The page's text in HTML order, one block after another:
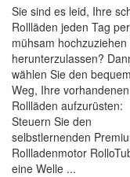
Sie sind es leid, Ihre
Rollläden jeden Tag
mühsam hochzuziehen
herunterzulassen?
wählen Sie den
Weg, Ihre vorhandenen
Rollläden aufzurüsten:
Steuern Sie den
selbstlernenden
Rollladenmotor
eine Welle ...